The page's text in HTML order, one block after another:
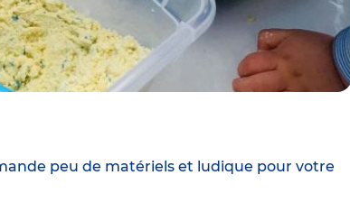
peu de matériels et ludique pour votre